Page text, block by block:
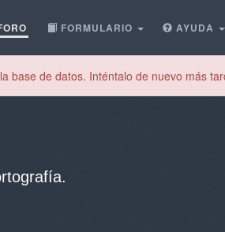
FORMULARIO AYUDA
base de datos. Inténtalo de nuevo más